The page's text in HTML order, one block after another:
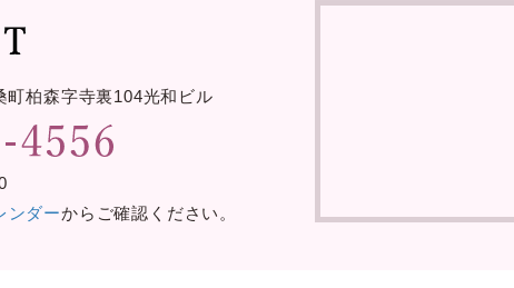
町柏森字寺裏104光和ビル
ンダーからご確認ください。